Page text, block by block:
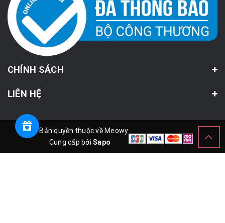
CHÍNH SÁCH
LIÊN HỆ
© Bản quyền thuộc về Meowy
Cung cấp bởiSapo